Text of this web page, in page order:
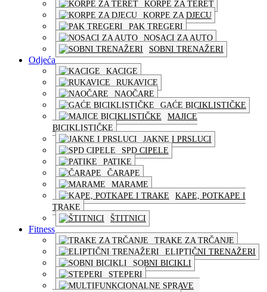
KORPE ZA TERET
KORPE ZA DJECU
PAK TREGERI
NOSACI ZA AUTO
SOBNI TRENAŽERI
Odjeća
KACIGE
RUKAVICE
NAOČARE
GAĆE BICIKLISTIČKE
MAJICE
BICIKLISTIČKE
JAKNE I PRSLUCI
SPD CIPELE
PATIKE
ČARAPE
MARAME
KAPE, POTKAPE I
TRAKE
ŠTITNICI
Fitness
TRAKE ZA TRČANJE
ELIPTIČNI TRENAŽERI
SOBNI BICIKLI
STEPERI